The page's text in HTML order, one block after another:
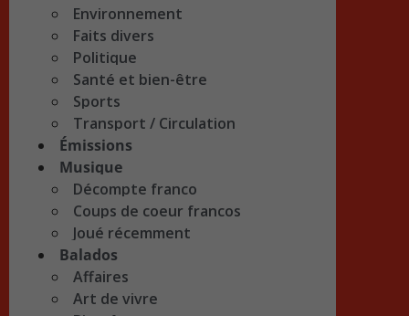
Environnement
Faits divers
Politique
Santé et bien-être
Sports
Transport / Circulation
Émissions
Musique
Décompte franco
Coups de coeur francos
Joué récemment
Balados
Affaires
Art de vivre